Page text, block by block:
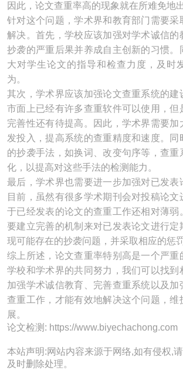
因此，论文查重率高的现象就在所难免地出
针对这个问题，学术界和教育部门需要采
解决。首先，学校应该加强对学术诚信的
抄袭的严重后果并养成自主创新的习惯。
大对学生论文的指导和检查力度，及时
为。
其次，学术界应该加强论文查重系统的建
市面上已经有许多查重软件可以使用，但
完善性还有待提高。因此，学术界需要加
发投入，提高系统的查重精度和速度。同
的抄袭手法，如换词、改变句序等，查重
化，以提高对这些手法的检测能力。
最后，学术界也需要进一步加强对已发表
目前，虽然有很多学术期刊会对投稿论
于已经发表的论文的查重工作还相对薄弱
要建立完善的机制来对已发表论文进行定
现可能存在的抄袭问题，并采取相应的惩
综上所述，论文查重率特别高是一个严重
学校和学术界的共同努力，我们可以找到
加强学术诚信教育、完善查重系统以及加
查重工作，才能有效地解决这个问题，维
展。
论文检测: https://www.biyechachong.com
本站声明:网站内容来源于网络,如有侵权,
及时删除处理。